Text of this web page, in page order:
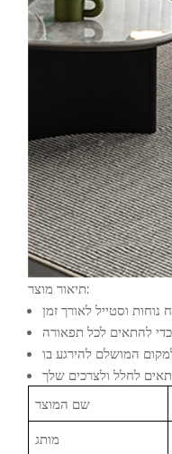
תיאור מוצר:
שם המוצר
מותג